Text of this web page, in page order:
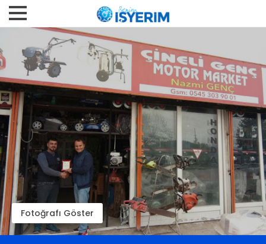
Fotoğrafı Göster